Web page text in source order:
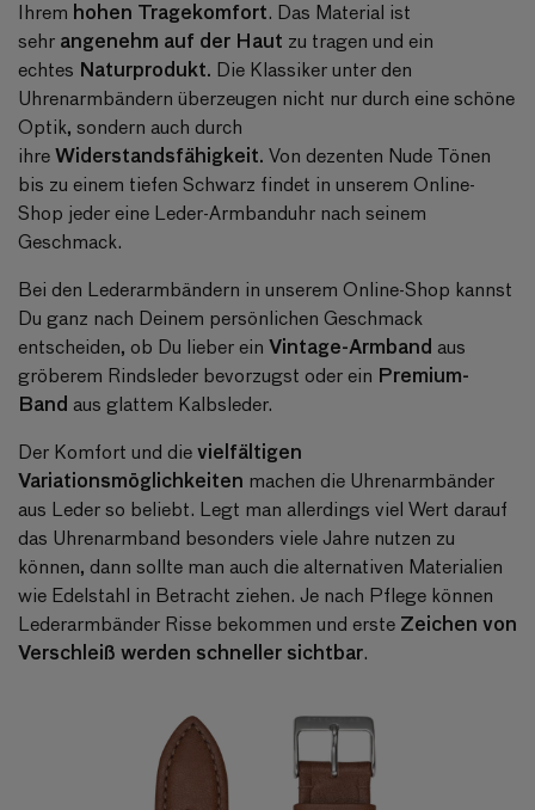
Ihrem hohen Tragekomfort. Das Material ist
sehr angenehm auf der Haut zu tragen und ein
echtes Naturprodukt. Die Klassiker unter den
Uhrenarmbändern überzeugen nicht nur durch eine schöne
Optik, sondern auch durch
ihreWiderstandsfähigkeit. Von dezenten Nude Tönen
bis zu einem tiefen Schwarz findet in unserem Online-
Shop jeder eine Leder-Armbanduhr nach seinem
Geschmack.
Bei den Lederarmbändern in unserem Online-Shop kannst
Du ganz nach Deinem persönlichen Geschmack
entscheiden, ob Du lieber ein Vintage-Armband aus
gröberem Rindsleder bevorzugst oder ein Premium-
Band aus glattem Kalbsleder.
Der Komfort und dievielfältigen
Variationsmöglichkeiten machen die Uhrenarmbänder
aus Leder so beliebt. Legt man allerdings viel Wert darauf
das Uhrenarmband besonders viele Jahre nutzen zu
können, dann sollte man auch die alternativen Materialien
wie Edelstahl in Betracht ziehen. Je nach Pflege können
Lederarmbänder Risse bekommen und erste Zeichen von
Verschleiß werden schneller sichtbar.